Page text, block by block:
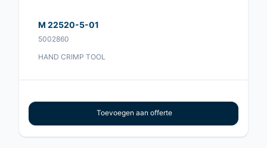
M 22520-5-01
5002860
HAND CRIMP TOOL
Toevoegen aan offerte